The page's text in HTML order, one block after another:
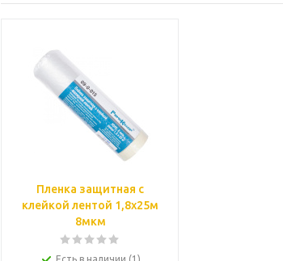
Пленка защитная с
клейкой лентой 1,8х25м
8мкм